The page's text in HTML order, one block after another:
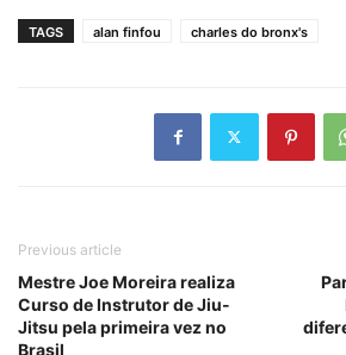
TAGS alan finfou charles do bronx's
Previous article
Mestre Joe Moreira realiza
Curso de Instrutor de Jiu-
Jitsu pela primeira vez no
Brasil